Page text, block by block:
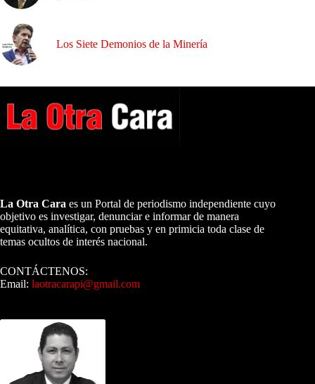
Los Siete Demonios de la Minería
La Otra Cara es un Portal de periodismo independiente cuyo
objetivo es investigar, denunciar e informar de manera
equitativa, analítica, con pruebas y en primicia toda clase de
temas ocultos de interés nacional.
CONTÁCTENOS:
Email: laotracarapi@gmail.com